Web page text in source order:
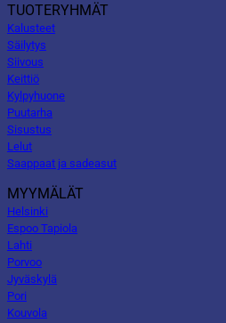
TUOTERYHMÄT
Kalusteet
Säilytys
Siivous
Keittiö
Kylpyhuone
Puutarha
Sisustus
Lelut
Saappaat ja sadeasut
MYYMÄLÄT
Helsinki
Espoo Tapiola
Lahti
Porvoo
Jyväskylä
Pori
Kouvola